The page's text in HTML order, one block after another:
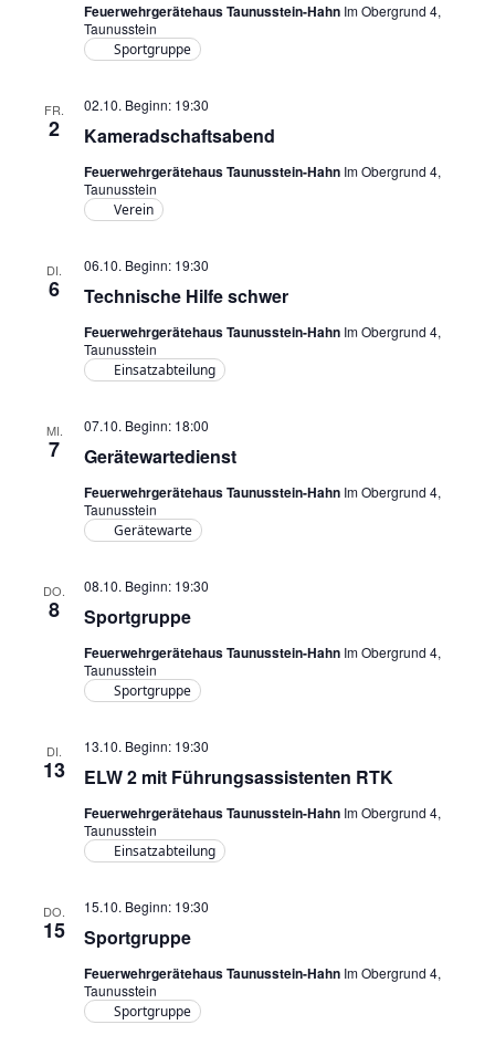
Feuerwehrgerätehaus Taunusstein-Hahn Im Obergrund 4,
Taunusstein
Sportgruppe
FR.
2 Kameradschaftsabend
02.10. Beginn: 19:30
Feuerwehrgerätehaus Taunusstein-Hahn Im Obergrund 4,
Taunusstein
Verein
DI.
6 Technische Hilfe schwer
06.10. Beginn: 19:30
Feuerwehrgerätehaus Taunusstein-Hahn Im Obergrund 4,
Taunusstein
Einsatzabteilung
MI.
7 Gerätewartedienst
07.10. Beginn: 18:00
Feuerwehrgerätehaus Taunusstein-Hahn Im Obergrund 4,
Taunusstein
Gerätewarte
DO.
8 Sportgruppe
08.10. Beginn: 19:30
Feuerwehrgerätehaus Taunusstein-Hahn Im Obergrund 4,
Taunusstein
Sportgruppe
DI.
13 ELW 2 mit Führungsassistenten RTK
13.10. Beginn: 19:30
Feuerwehrgerätehaus Taunusstein-Hahn Im Obergrund 4,
Taunusstein
Einsatzabteilung
DO.
15 Sportgruppe
15.10. Beginn: 19:30
Feuerwehrgerätehaus Taunusstein-Hahn Im Obergrund 4,
Taunusstein
Sportgruppe